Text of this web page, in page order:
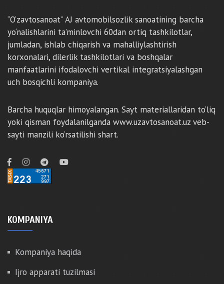
“O‘zavtosanoat” AJ avtomobilsozlik sanoatining barcha
yo‘nalishlarini ta’minlovchi 60dan ortiq tashkilotlar,
jumladan, ishlab chiqarish va mahalliylashtirish
korxonalari, dilerlik tashkilotlari va boshqalar
manfaatlarini ifodalovchi vertikal integratsiyalashgan
uch bosqichli kompaniya.
Barcha huquqlar himoyalangan. Sayt materiallaridan to‘liq
yoki qisman foydalanilganda www.uzavtosanoat.uz veb-
sayti manzili ko‘rsatilishi shart.
KOMPANIYA
Kompaniya haqida
Ijro apparati tuzilmasi